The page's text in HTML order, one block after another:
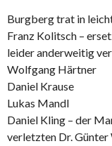
Burgberg trat in
Franz Kolitsch –
leider anderweitig
Wolfgang Härtner
Daniel Krause
Lukas Mandl
Daniel Kling – der
verletzten Dr.